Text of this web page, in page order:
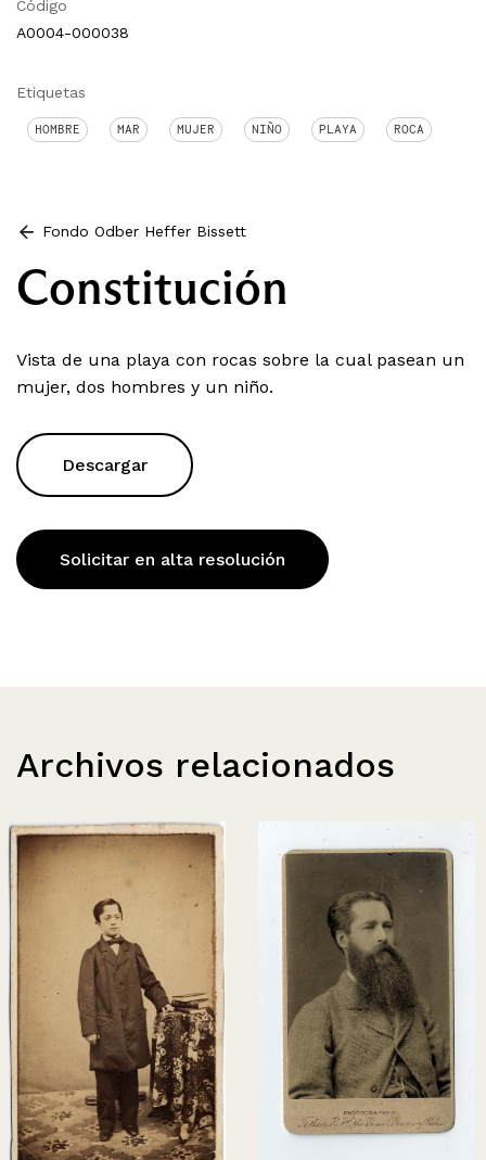
Código
A0004-000038
Etiquetas
HOMBRE MAR MUJER NIÑO PLAYA ROCA
Fondo Odber Heffer Bissett
Constitución
Vista de una playa con rocas sobre la cual pasean un
mujer, dos hombres y un niño.
Descargar
Solicitar en alta resolución
Archivos relacionados